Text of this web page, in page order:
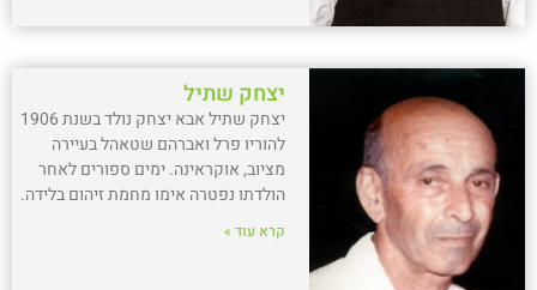
יצחק שתיל
יצחק שתיל אבא יצחק נולד בשנת 1906
להוריו פרל ואברהם שטאהל בעיירה
מציוב, אוקראינה. ימים ספורים לאחר
הולדתו נפטרה אימו מחמת זיהום בלידה.
קרא עוד »